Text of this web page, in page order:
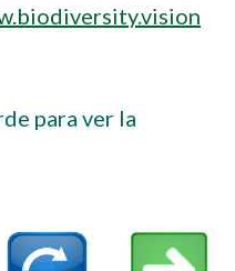
para ver la